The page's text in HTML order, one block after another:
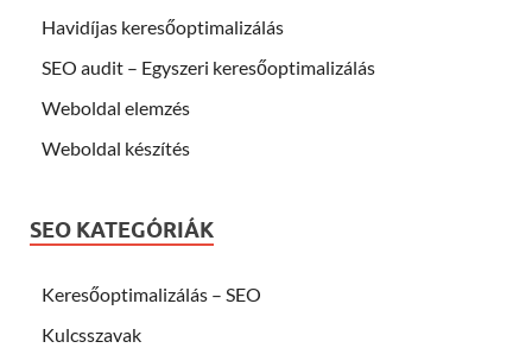
Havidíjas keresőoptimalizálás
SEO audit – Egyszeri keresőoptimalizálás
Weboldal elemzés
Weboldal készítés
SEO KATEGÓRIÁK
Keresőoptimalizálás – SEO
Kulcsszavak